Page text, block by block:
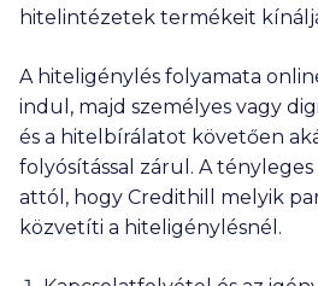
hitelintézetek termékeit
A hiteligénylés folyamata
indul, majd személyes vagy
és a hitelbírálatot követően
folyósítással zárul. A
attól, hogy Credithill melyik
közvetíti a hiteligénylésnél.